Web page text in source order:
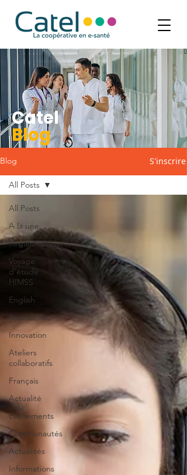
Blog S'inscrire
All Posts
A la une
Réglementaire
Voyage
d'étude
HIMSS
English
Ressources
Innovation
Ateliers
collaboratifs
Français
Actualité
Evénements
Communautés
Actualités
Informations
All Posts
Catel
Blog